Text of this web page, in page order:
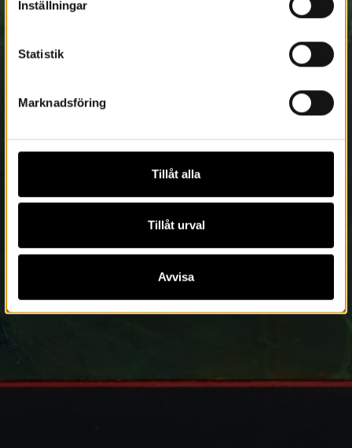
Inställningar
Statistik
Marknadsföring
Tillåt alla
Tillåt urval
Avvisa